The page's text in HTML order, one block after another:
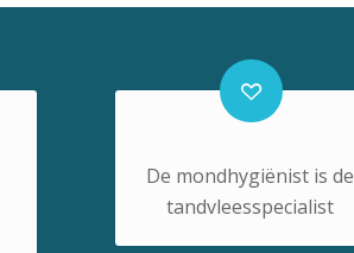
De mondhygiënist is de
tandvleesspecialist